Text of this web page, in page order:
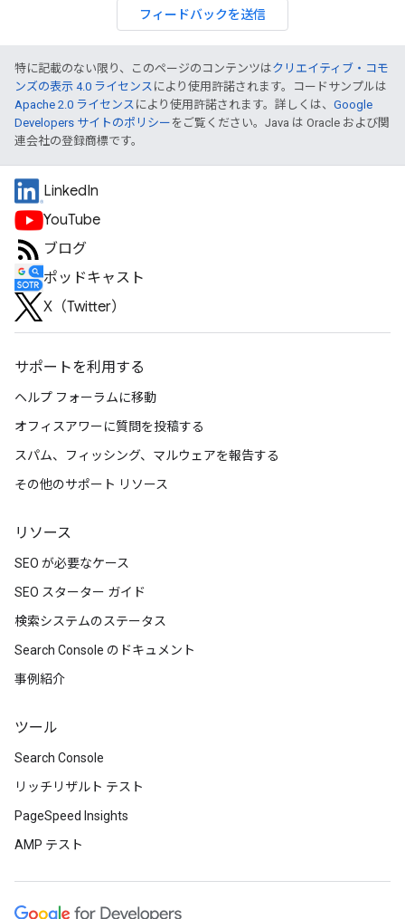
フィードバックを送信
特に記載のない限り、このページのコンテンツはクリエイティブ・コモ
ンズの表示 4.0 ライセンス により使用許諾されます。コードサンプルは
Apache 2.0 ライセンス により使用許諾されます。詳しくは、 Google
Developers サイトのポリシー をご覧ください。Java は Oracle および関
連会社の登録商標です。
LinkedIn
YouTube
ブログ
ポッドキャスト
X（Twitter）
サポートを利用する
ヘルプ フォーラムに移動
オフィスアワーに質問を投稿する
スパム、フィッシング、マルウェアを報告する
その他のサポート リソース
リソース
SEO が必要なケース
SEO スターター ガイド
検索システムのステータス
Search Console のドキュメント
事例紹介
ツール
Search Console
リッチリザルト テスト
PageSpeed Insights
AMP テスト